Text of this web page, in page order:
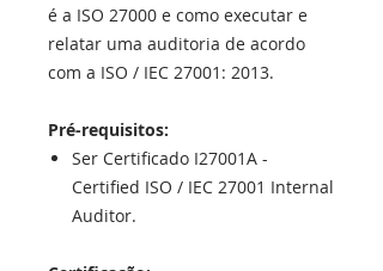
é a ISO 27000 e como executar e
relatar uma auditoria de acordo
com a ISO / IEC 27001: 2013.
Pré-requisitos:
Ser Certificado I27001A -
Certified ISO / IEC 27001 Internal
Auditor.